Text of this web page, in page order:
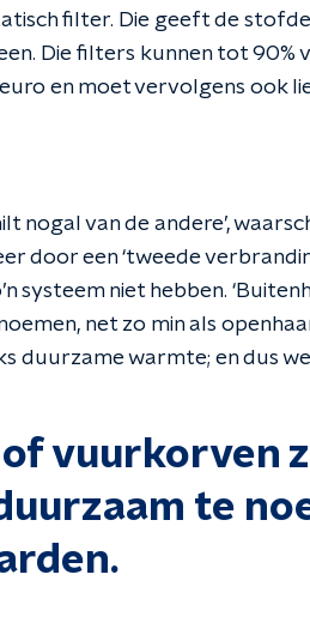
filter. Die geeft de
Die filters kunnen tot 90%
en moet vervolgens ook
nogal van de andere’,
door een ‘tweede
systeem niet hebben.
net zo min als
duurzame warmte; en dus
vuurkorven
te